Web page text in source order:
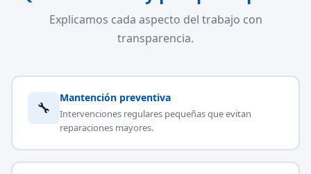
Explicamos cada aspecto del trabajo con
transparencia.
🔧
Mantención preventiva
Intervenciones regulares pequeñas que evitan
reparaciones mayores.